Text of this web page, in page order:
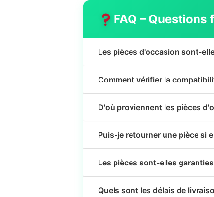
FAQ – Questions
Les pièces d'occasion sont-
Comment vérifier la
D'où proviennent les pièces
Puis-je retourner une pièce si
Les pièces sont-elles
Quels sont les délais de